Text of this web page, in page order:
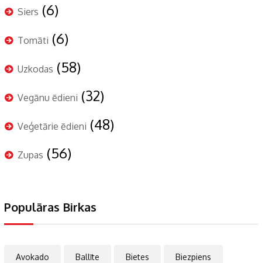
Siers (6)
Tomāti (6)
Uzkodas (58)
Vegānu ēdieni (32)
Veģetārie ēdieni (48)
Zupas (56)
Populāras Birkas
Avokado Ballīte Bietes Biezpiens